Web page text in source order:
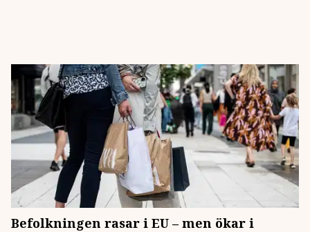
Befolkningen rasar i EU – men ökar i